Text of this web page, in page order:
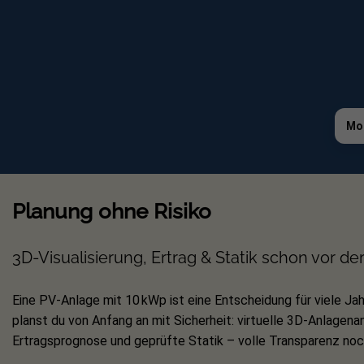
Das Set kann durch einzelne Teile
Module, Wechselrichter, Kabel und
Die Schnittkante von den Klemmen sind
Je nach Neigungswinkel der FlatFlex
In der Übersicht findest du die
20°
15°
Planung ohne Risiko
3D-Visualisierung, Ertrag & Statik schon vor
Eine PV-Anlage mit 10 kWp ist eine Entscheidung für viele
planst du von Anfang an mit Sicherheit: virtuelle 3D-
Ertragsprognose und geprüfte Statik – volle Transparenz